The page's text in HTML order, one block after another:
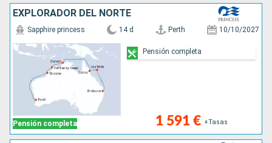
EXPLORADOR DEL NORTE
Pensión completa
Sapphire princess 14 d Perth 10/10/2027
1 591 € +Tasas
Pensión completa